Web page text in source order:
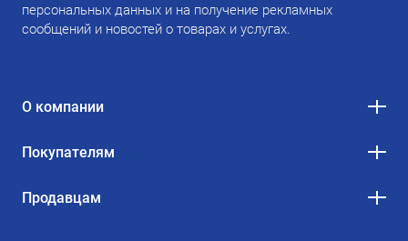
персональных данных и на получение рекламных
сообщений и новостей о товарах и услугах.
О компании
Покупателям
Продавцам